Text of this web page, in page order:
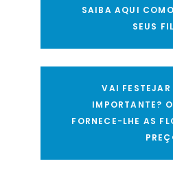
SAIBA AQUI
SEUS
VAI
IMPORTANTE?
FORNECE-LHE AS